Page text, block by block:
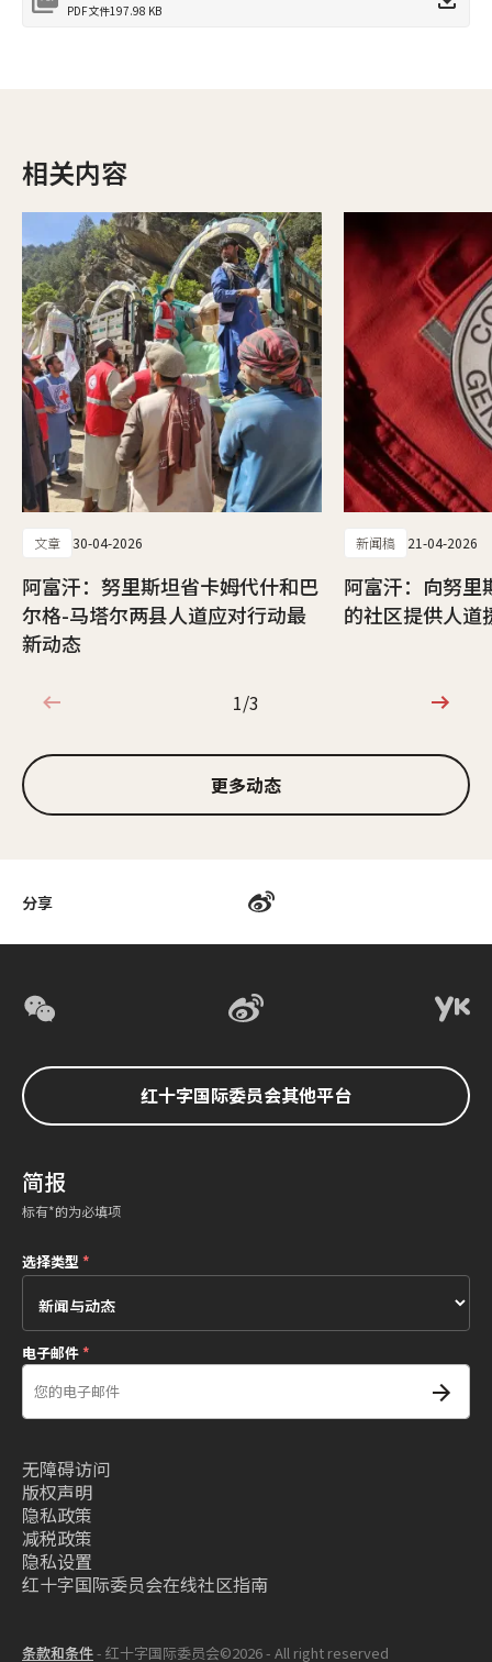
分享
PDF文件197.98 KB
相关内容
文章 30-04-2026
阿富汗：努里斯坦省卡姆代什和巴
尔格-马塔尔两县人道应对行动最
新动态
新闻稿 21-04-2026
阿富汗：向努里
的社区提供人道
1/3
1/3
更多动态
红十字国际委员会其他平台
简报
标有*的为必填项
选择类型*
电子邮件*
无障碍访问
版权声明
隐私政策
减税政策
隐私设置
红十字国际委员会在线社区指南
条款和条件- 红十字国际委员会©2026 - All right reserved